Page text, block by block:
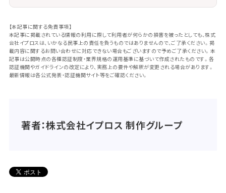
【本記事に関する免責事項】
本記事に掲載されている情報の利用に際して利用者が何らかの損害を被ったとしても、株式
会社イプロスは、いかなる民事上の責任を負うものではありませんので、ご了承ください。掲
載内容に関するお問い合わせに対応できない場合もございますので予めご了承ください。本
記事は公開時点の各種認証制度・業界規格の運用基準に基づいて作成されたものです。各
認証機関やガイドラインの改定により、実務上の要件や解釈が変更される場合があります。
最新情報は各公式発表・認証機関サイト等をご確認ください。
著者：株式会社イプロス 制作グループ